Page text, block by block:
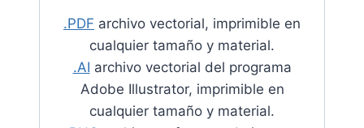
.PDF archivo vectorial, imprimible en
cualquier tamaño y material.
.AI archivo vectorial del programa
Adobe Illustrator, imprimible en
cualquier tamaño y material.